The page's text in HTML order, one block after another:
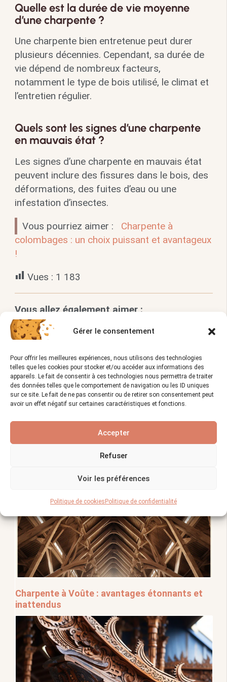
Gérer le consentement
Pour offrir les meilleures expériences, nous utilisons des technologies
telles que les cookies pour stocker et/ou accéder aux informations des
appareils. Le fait de consentir à ces technologies nous permettra de traiter
des données telles que le comportement de navigation ou les ID uniques
sur ce site. Le fait de ne pas consentir ou de retirer son consentement peut
avoir un effet négatif sur certaines caractéristiques et fonctions.
Accepter
Refuser
Voir les préférences
Politique de cookies Politique de confidentialité
Quelle est la durée de vie moyenne
d’une charpente ?
Une charpente bien entretenue peut durer
plusieurs décennies. Cependant, sa durée de
vie dépend de nombreux facteurs,
notamment le type de bois utilisé, le climat et
l’entretien régulier.
Quels sont les signes d’une charpente
en mauvais état ?
Les signes d’une charpente en mauvais état
peuvent inclure des fissures dans le bois, des
déformations, des fuites d’eau ou une
infestation d’insectes.
Vous pourriez aimer :
Charpente à
colombages : un choix puissant et avantageux
!
Vues : 1 183
Vous allez également aimer :
Charpente à caissons : un choix unique pour
Charpente à Voûte : avantages étonnants et
inattendus